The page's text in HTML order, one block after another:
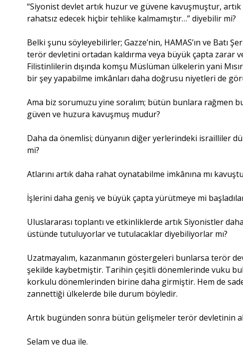
“Siyonist devlet artık huzur ve güvene kavuşmuştur,
rahatsız edecek hiçbir tehlike kalmamıştır…” diyebilir mi?
Belki şunu söyleyebilirler; Gazze’nin, HAMAS’ın ve Batı
terör devletini ortadan kaldırma veya büyük çapta zarar
Filistinlilerin dışında komşu Müslüman ülkelerin yani
bir şey yapabilme imkânları daha doğrusu niyetleri de
Ama biz sorumuzu yine soralım; bütün bunlara rağmen
güven ve huzura kavuşmuş mudur?
Daha da önemlisi; dünyanın diğer yerlerindeki israilliler
mi?
Atlarını artık daha rahat oynatabilme imkânına mı
İşlerini daha geniş ve büyük çapta yürütmeye mi
Uluslararası toplantı ve etkinliklerde artık Siyonistler
üstünde tutuluyorlar ve tutulacaklar diyebiliyorlar mı?
Uzatmayalım, kazanmanın göstergeleri bunlarsa terör
şekilde kaybetmiştir. Tarihin çeşitli dönemlerinde vuku
korkulu dönemlerinden birine daha girmiştir. Hem de
zannettiği ülkelerde bile durum böyledir.
Artık bugünden sonra bütün gelişmeler terör devletinin
Selam ve dua ile.